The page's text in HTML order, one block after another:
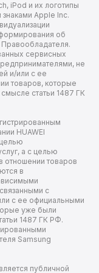
iPod и их логотипы
Apple Inc.
об
сервисных
не
и/или с ее
товаров, которые
статьи 1487 ГК
HUAWEI
а с целью
отношении товаров
в
с
с ее официальными
уже были
1487 ГК РФ.
Samsung
публичной